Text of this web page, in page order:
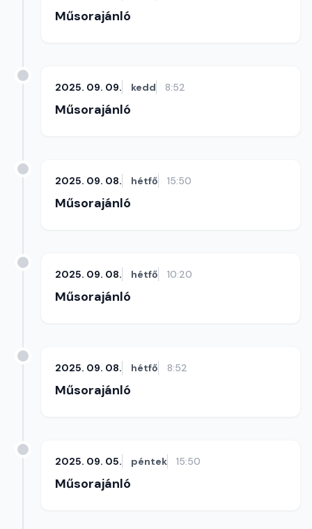
Műsorajánló
2025. 09. 09. kedd 8:52
Műsorajánló
2025. 09. 08. hétfő 15:50
Műsorajánló
2025. 09. 08. hétfő 10:20
Műsorajánló
2025. 09. 08. hétfő 8:52
Műsorajánló
2025. 09. 05. péntek 15:50
Műsorajánló